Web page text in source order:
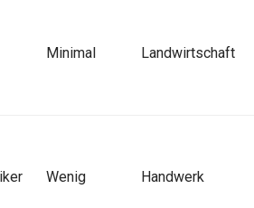
Minimal Landwirtschaft
Wenig Handwerk